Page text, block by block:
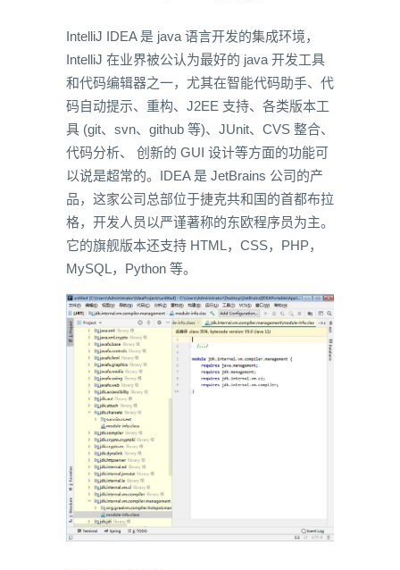
IntelliJ IDEA 是 java 语言开发的集成环境，
IntelliJ 在业界被公认为最好的 java 开发工具
和代码编辑器之一，尤其在智能代码助手、代
码自动提示、重构、J2EE 支持、各类版本工
具 (git、svn、github 等)、JUnit、CVS 整合、
代码分析、 创新的 GUI 设计等方面的功能可
以说是超常的。IDEA 是 JetBrains 公司的产
品，这家公司总部位于捷克共和国的首都布拉
格，开发人员以严谨著称的东欧程序员为主。
它的旗舰版本还支持 HTML，CSS，PHP，
MySQL，Python 等。